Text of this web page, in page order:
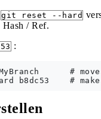
git reset --hard
Hash / Ref.
:
# moves